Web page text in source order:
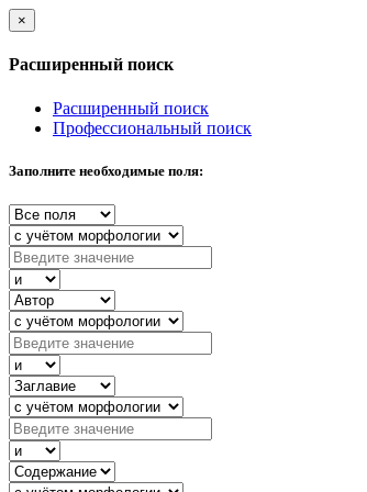
×
Расширенный поиск
Расширенный поиск
Профессиональный поиск
Заполните необходимые поля: